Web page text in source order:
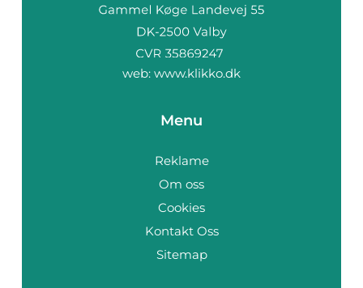
web: www.klikko.dk
Menu
Reklame
Om oss
Cookies
Kontakt Oss
Sitemap